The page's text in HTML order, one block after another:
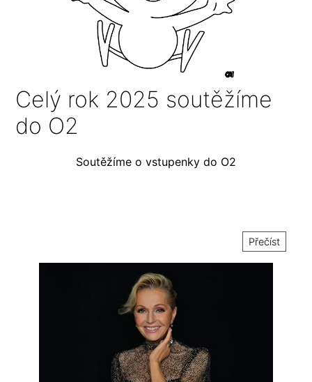
Celý rok 2025 soutěžíme
do O2
Soutěžíme o vstupenky do O2
Přečíst